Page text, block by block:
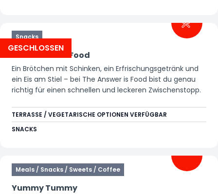
GESCHLOSSEN
Snacks
The Answer Is Food
Ein Brötchen mit Schinken, ein Erfrischungsgetränk und
ein Eis am Stiel – bei The Answer is Food bist du genau
richtig für einen schnellen und leckeren Zwischenstopp.
TERRASSE / VEGETARISCHE OPTIONEN VERFÜGBAR
SNACKS
Meals / Snacks / Sweets / Coffee
Yummy Tummy